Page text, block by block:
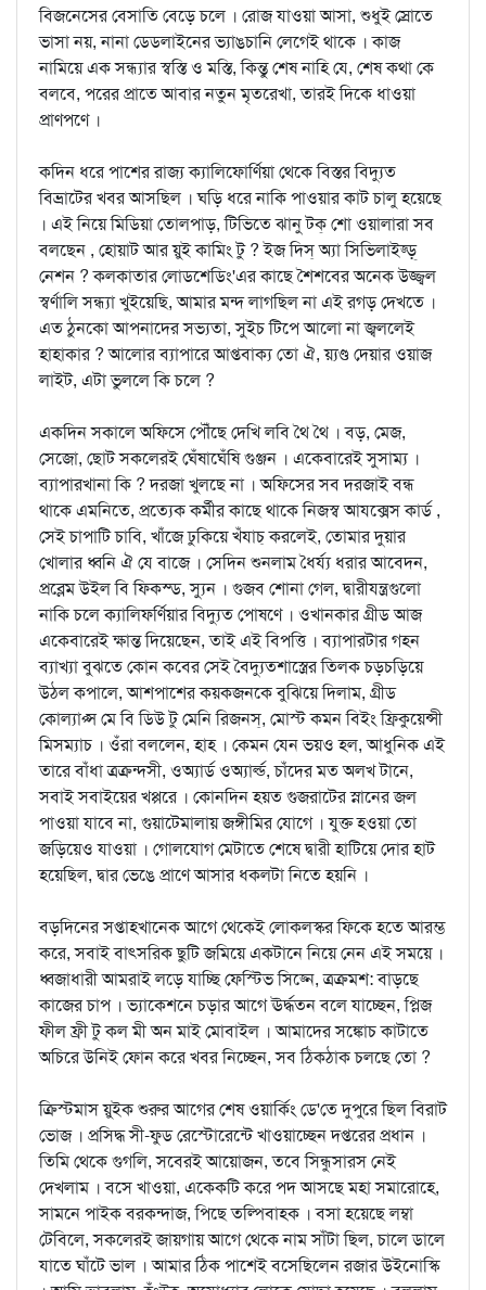
বিজনেসের বেসাতি বেড়ে চলে । রোজ যাওয়া আসা, শুধুই স্রোতে
ভাসা নয়, নানা ডেড্লাইনের ভ্যাঙচানি লেগেই থাকে । কাজ
নামিয়ে এক সন্ধ্যার স্বস্তি ও মস্তি, কিন্তু শেষ নাহি যে, শেষ কথা কে
বলবে, পরের প্রাতে আবার নতুন মৃতরেখা, তারই দিকে ধাওয়া
প্রাণপণে ।
কদিন ধরে পাশের রাজ্য ক্যালিফোর্ণিয়া থেকে বিস্তর বিদ্যুত
বিভ্রাটের খবর আসছিল । ঘড়ি ধরে নাকি পাওয়ার কাট চালু হয়েছে
। এই নিয়ে মিডিয়া তোলপাড়, টিভিতে ঝানু টক্‌ শো ওয়ালারা সব
বলছেন , হোয়াট আর য়ুই কামিং টু ? ইজ দিস্‌ অ্যা সিভিলাইজ্ড়্‌
নেশন ? কলকাতার লোডশেডিং'এর কাছে শৈশবের অনেক উজ্জ্বল
স্বর্ণালি সন্ধ্যা খুইয়েছি, আমার মন্দ লাগছিল না এই রগড় দেখতে ।
এত ঠুনকো আপনাদের সভ্যতা, সুইচ টিপে আলো না জ্বললেই
হাহাকার ? আলোর ব্যাপারে আপ্তবাক্য তো ঐ, য়্যণ্ড দেয়ার ওয়াজ
লাইট, এটা ভুললে কি চলে ?
একদিন সকালে অফিসে পৌঁছে দেখি লবি থৈ থৈ । বড়, মেজ,
সেজো, ছোট সকলেরই ঘেঁষাঘেঁষি গুঞ্জন । একেবারেই সুসাম্য ।
ব্যাপারখানা কি ? দরজা খুলছে না । অফিসের সব দরজাই বন্ধ
থাকে এমনিতে, প্রত্যেক কর্মীর কাছে থাকে নিজস্ব আযক্সেস কার্ড ,
সেই চাপাটি চাবি, খাঁজে ঢুকিয়ে খঁযাচ্‌ করলেই, তোমার দুয়ার
খোলার ধ্বনি ঐ যে বাজে । সেদিন শুনলাম ধৈর্য্য ধরার আবেদন,
প্রব্লেম উইল বি ফিক্স্ড, স্যুন । গুজব শোনা গেল, দ্বারীযন্ত্রগুলো
নাকি চলে ক্যালিফর্ণিয়ার বিদ্যুত পোষণে । ওখানকার গ্রীড আজ
একেবারেই ক্ষান্ত দিয়েছেন, তাই এই বিপত্তি । ব্যাপারটার গহন
ব্যাখ্যা বুঝতে কোন কবের সেই বৈদ্যুতশাস্ত্রের তিলক চড়চড়িয়ে
উঠল কপালে, আশপাশের কয়কজনকে বুঝিয়ে দিলাম, গ্রীড
কোল্যাপ্স মে বি ডিউ টু মেনি রিজনস্‌, মোস্ট কমন বিইং ফ্রিকুয়েন্সী
মিসম্যাচ । ওঁরা বললেন, হাহ । কেমন যেন ভয়ও হল, আধুনিক এই
তারে বাঁধা ত্রক্রন্দসী, ওঅ্যার্ড ওঅ্যার্ল্ড, চাঁদের মত অলখ টানে,
সবাই সবাইয়ের খপ্পরে । কোনদিন হয়ত গুজরাটের স্নানের জল
পাওয়া যাবে না, গুয়াটেমালায় জঙ্গীমির যোগে । যুক্ত হওয়া তো
জড়িয়েও যাওয়া । গোলযোগ মেটাতে শেষে দ্বারী হাটিয়ে দোর হাট
হয়েছিল, দ্বার ভেঙে প্রাণে আসার ধকলটা নিতে হয়নি ।
বড়দিনের সপ্তাহখানেক আগে থেকেই লোকলস্কর ফিকে হতে আরম্ভ
করে, সবাই বাত্সরিক ছুটি জমিয়ে একটানে নিয়ে নেন এই সময়ে ।
ধ্বজাধারী আমরাই লড়ে যাচ্ছি ফেস্টিভ সিজ্নে, ত্রক্রমশ: বাড়ছে
কাজের চাপ । ভ্যাকেশনে চড়ার আগে ঊর্দ্ধতন বলে যাচ্ছেন, প্লিজ
ফীল ফ্রী টু কল মী অন মাই মোবাইল । আমাদের সঙ্কোচ কাটাতে
অচিরে উনিই ফোন করে খবর নিচ্ছেন, সব ঠিকঠাক চলছে তো ?
ক্রিস্টমাস য়ুইক শুরুর আগের শেষ ওয়ার্কিং ডে'তে দুপুরে ছিল বিরাট
ভোজ । প্রসিদ্ধ সী-ফুড রেস্টোরেন্টে খাওয়াচ্ছেন দপ্তরের প্রধান ।
তিমি থেকে গুগলি, সবেরই আয়োজন, তবে সিন্ধুসারস নেই
দেখলাম । বসে খাওয়া, একেকটি করে পদ আসছে মহা সমারোহে,
সামনে পাইক বরকন্দাজ, পিছে তল্পিবাহক । বসা হয়েছে লম্বা
টেবিলে, সকলেরই জায়গায় আগে থেকে নাম সাঁটা ছিল, চালে ডালে
যাতে ঘাঁটে ভাল । আমার ঠিক পাশেই বসেছিলেন রজার উইনোস্কি